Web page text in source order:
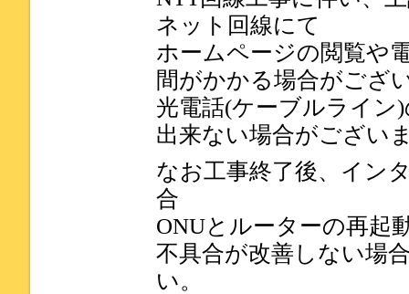
ネット回線にて
ホームページの閲覧や
間がかかる場合がござ
光電話(ケーブルライン
出来ない場合がござい
なお工事終了後、イン
合
ONUとルーターの再起
不具合が改善しない場
い。